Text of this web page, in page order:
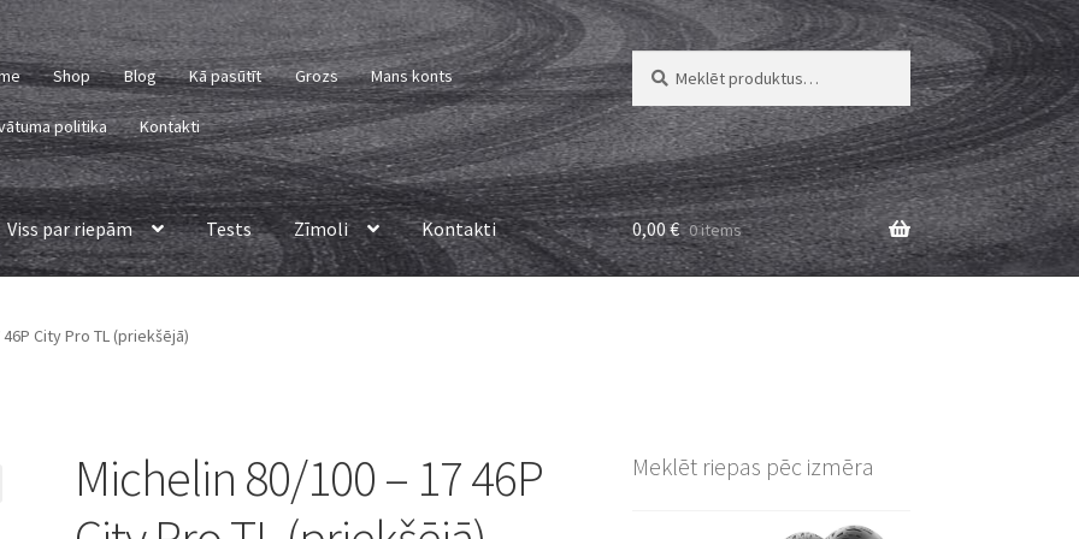
Shop Blog Kā pasūtīt Grozs Mans konts
politika Kontakti
Meklēt:
Meklēt
Viss par riepām Tests Zīmoli Kontakti 0,00€ 0 items
City Pro TL (priekšējā)
Michelin 80/100 – 17 46P
Meklēt riepas pēc izmēra